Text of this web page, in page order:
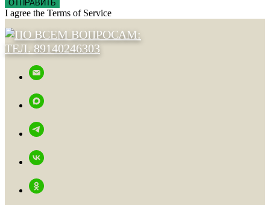
ОТПРАВИТЬ
I agree the Terms of Service